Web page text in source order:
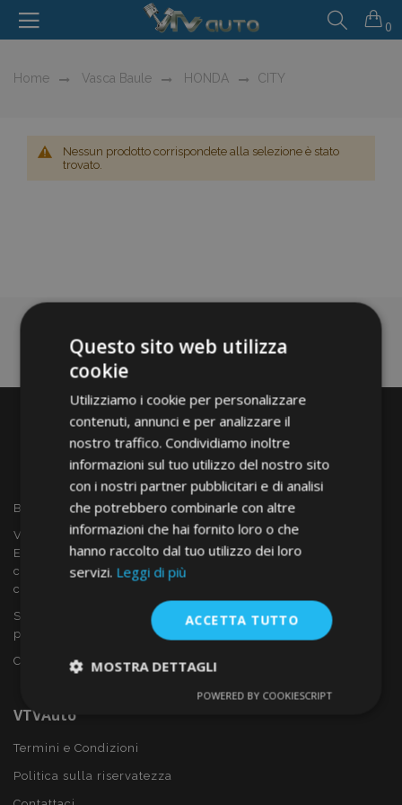
0
Home Vasca Baule HONDA CITY
Nessun prodotto corrispondete alla selezione è stato
trovato.
Benvenuto a VTVAUTO
VTVAUTO è rivenditore e fornitore all'ingrosso in tutta
Europa, di accessori per auto come:
copricerchi, deflettori, coprisedili, tappetini per auto,
coperchi cromati, rollbars ecc.
Sei interessato al dropshipping o vuoi diventare nostro
partner?
Contattaci oggi stesso!
VTVAuto
Termini e Condizioni
Politica sulla riservatezza
Questo sito web utilizza
cookie
Utilizziamo i cookie per personalizzare
contenuti, annunci e per analizzare il
nostro traffico. Condividiamo inoltre
informazioni sul tuo utilizzo del nostro sito
con i nostri partner pubblicitari e di analisi
che potrebbero combinarle con altre
informazioni che hai fornito loro o che
hanno raccolto dal tuo utilizzo dei loro
servizi. Leggi di più
ACCETTA TUTTO
MOSTRA DETTAGLI
Performance
POWERED BY COOKIESCRIPT